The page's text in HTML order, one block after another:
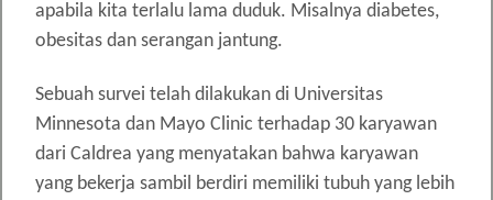
apabila kita terlalu lama duduk. Misalnya diabetes,
obesitas dan serangan jantung.
Sebuah survei telah dilakukan di Universitas
Minnesota dan Mayo Clinic terhadap 30 karyawan
dari Caldrea yang menyatakan bahwa karyawan
yang bekerja sambil berdiri memiliki tubuh yang lebih